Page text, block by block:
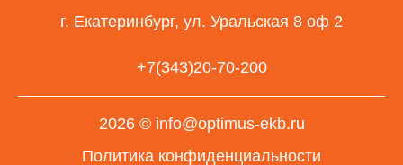
г. Екатеринбург, ул. Уральская 8 оф 2
+7(343)20-70-200
2026 © info@optimus-ekb.ru
Политика конфиденциальности